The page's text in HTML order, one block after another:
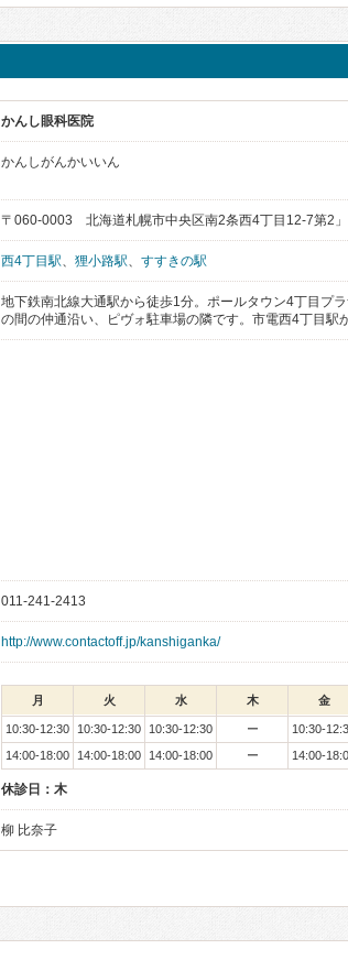
かんし眼科医院
かんしがんかいいん
〒060-0003 北海道札幌市中央区南2条西4丁目12-7第2
西4丁目駅、 狸小路駅、 すすきの駅
地下鉄南北線大通駅から徒歩1分。ポールタウン4丁目プ
の間の仲通沿い、ピヴォ駐車場の隣です。市電西4丁目駅
011-241-2413
http://www.contactoff.jp/kanshiganka/
月 火 水 木 金
10:30-12:30 10:30-12:30 10:30-12:30 ー 10:30-
14:00-18:00
14:00-18:00 14:00-18:00 ー 14:00-
休診日：木
柳 比奈子